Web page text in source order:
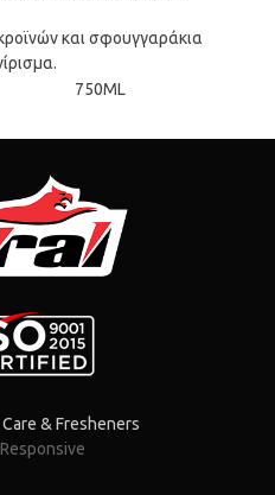
και σφουγγαράκια
750ML
& Fresheners